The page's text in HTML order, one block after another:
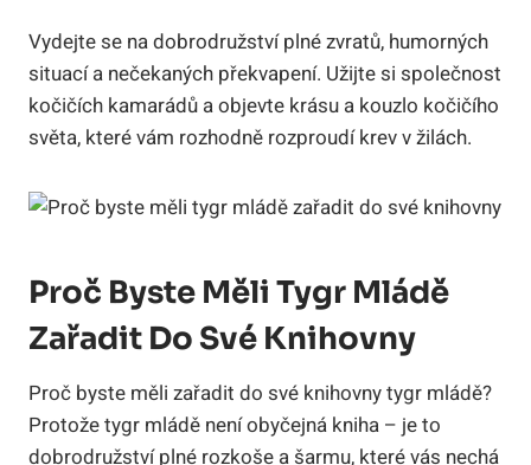
Vydejte se na dobrodružství plné zvratů, humorných
situací a nečekaných překvapení. Užijte si společnost
kočičích kamarádů a objevte krásu a kouzlo kočičího
světa, které vám rozhodně rozproudí krev v žilách.
Proč Byste Měli Tygr Mládě
Zařadit Do Své Knihovny
Proč byste měli zařadit do své knihovny tygr mládě?
Protože tygr mládě není obyčejná kniha – je to
dobrodružství plné rozkoše a šarmu, které vás nechá